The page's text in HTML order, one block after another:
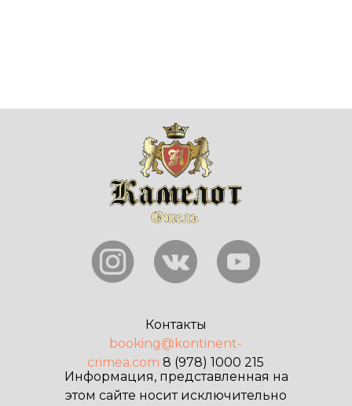
Информация, представленная на
этом сайте носит исключительно
Контакты
booking@kontinent-
crimea.com 8 (978) 1000 215